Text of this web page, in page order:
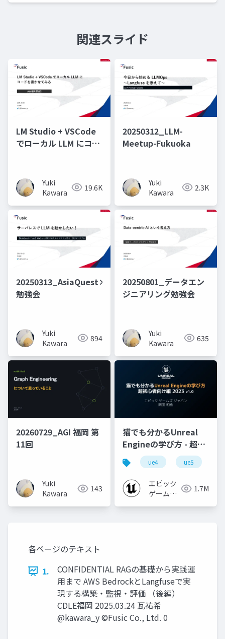
関連スライド
LM Studio + VSCode
でローカル LLM にコー
Yuki
Kawara
19.6K
20250312_LLM-
Meetup-Fukuoka
Yuki
Kawara
2.3K
20250313_AsiaQuest×Fusic
勉強会
Yuki
Kawara
894
20250801_データエン
ジニアリング勉強会
Yuki
Kawara
635
20260729_AGI 福岡 第
11回
Yuki
Kawara
143
猫でも分かるUnreal
Engineの学び方 - 超初
心者向け編 - 2023 v1.0
ue4 ue5
エピック
ゲームズ
1.7M
各ページのテキスト
1.
CONFIDENTIAL RAGの基礎から実践運
用まで AWS BedrockとLangfuseで実
現する構築・監視・評価 （後編）
CDLE福岡 2025.03.24 瓦祐希
@kawara_y ©Fusic Co., Ltd. 0